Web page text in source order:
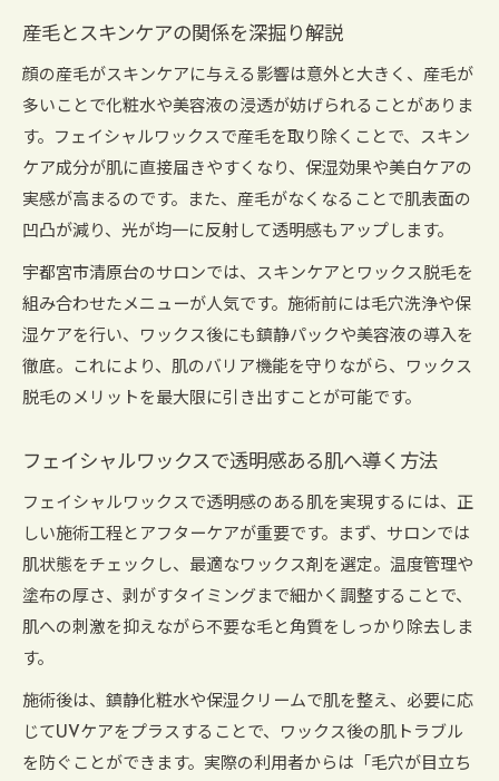
産毛とスキンケアの関係を深掘り解説
顔の産毛がスキンケアに与える影響は意外と大きく、産毛が
多いことで化粧水や美容液の浸透が妨げられることがありま
す。フェイシャルワックスで産毛を取り除くことで、スキン
ケア成分が肌に直接届きやすくなり、保湿効果や美白ケアの
実感が高まるのです。また、産毛がなくなることで肌表面の
凹凸が減り、光が均一に反射して透明感もアップします。
宇都宮市清原台のサロンでは、スキンケアとワックス脱毛を
組み合わせたメニューが人気です。施術前には毛穴洗浄や保
湿ケアを行い、ワックス後にも鎮静パックや美容液の導入を
徹底。これにより、肌のバリア機能を守りながら、ワックス
脱毛のメリットを最大限に引き出すことが可能です。
フェイシャルワックスで透明感ある肌へ導く方法
フェイシャルワックスで透明感のある肌を実現するには、正
しい施術工程とアフターケアが重要です。まず、サロンでは
肌状態をチェックし、最適なワックス剤を選定。温度管理や
塗布の厚さ、剥がすタイミングまで細かく調整することで、
肌への刺激を抑えながら不要な毛と角質をしっかり除去しま
す。
施術後は、鎮静化粧水や保湿クリームで肌を整え、必要に応
じてUVケアをプラスすることで、ワックス後の肌トラブル
を防ぐことができます。実際の利用者からは「毛穴が目立ち